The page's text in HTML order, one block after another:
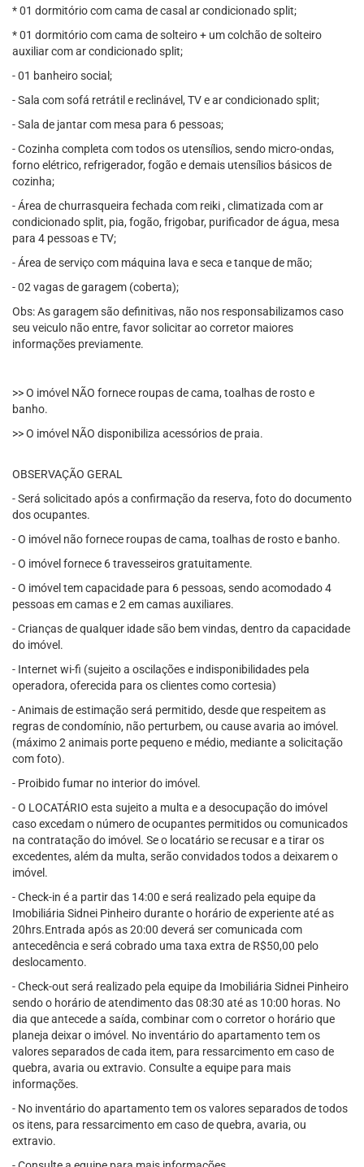
* 01 dormitório com cama de casal ar condicionado split;
* 01 dormitório com cama de solteiro + um colchão de solteiro
auxiliar com ar condicionado split;
- 01 banheiro social;
- Sala com sofá retrátil e reclinável, TV e ar condicionado split;
- Sala de jantar com mesa para 6 pessoas;
- Cozinha completa com todos os utensílios, sendo micro-ondas,
forno elétrico, refrigerador, fogão e demais utensílios básicos de
cozinha;
- Área de churrasqueira fechada com reiki , climatizada com ar
condicionado split, pia, fogão, frigobar, purificador de água, mesa
para 4 pessoas e TV;
- Área de serviço com máquina lava e seca e tanque de mão;
- 02 vagas de garagem (coberta);
Obs: As garagem são definitivas, não nos responsabilizamos caso
seu veiculo não entre, favor solicitar ao corretor maiores
informações previamente.
>> O imóvel NÃO fornece roupas de cama, toalhas de rosto e
banho.
>> O imóvel NÃO disponibiliza acessórios de praia.
OBSERVAÇÃO GERAL
- Será solicitado após a confirmação da reserva, foto do documento
dos ocupantes.
- O imóvel não fornece roupas de cama, toalhas de rosto e banho.
- O imóvel fornece 6 travesseiros gratuitamente.
- O imóvel tem capacidade para 6 pessoas, sendo acomodado 4
pessoas em camas e 2 em camas auxiliares.
- Crianças de qualquer idade são bem vindas, dentro da capacidade
do imóvel.
- Internet wi-fi (sujeito a oscilações e indisponibilidades pela
operadora, oferecida para os clientes como cortesia)
- Animais de estimação será permitido, desde que respeitem as
regras de condomínio, não perturbem, ou cause avaria ao imóvel.
(máximo 2 animais porte pequeno e médio, mediante a solicitação
com foto).
- Proibido fumar no interior do imóvel.
- O LOCATÁRIO esta sujeito a multa e a desocupação do imóvel
caso excedam o número de ocupantes permitidos ou comunicados
na contratação do imóvel. Se o locatário se recusar e a tirar os
excedentes, além da multa, serão convidados todos a deixarem o
imóvel.
- Check-in é a partir das 14:00 e será realizado pela equipe da
Imobiliária Sidnei Pinheiro durante o horário de experiente até as
20hrs.Entrada após as 20:00 deverá ser comunicada com
antecedência e será cobrado uma taxa extra de R$50,00 pelo
deslocamento.
- Check-out será realizado pela equipe da Imobiliária Sidnei Pinheiro
sendo o horário de atendimento das 08:30 até as 10:00 horas. No
dia que antecede a saída, combinar com o corretor o horário que
planeja deixar o imóvel. No inventário do apartamento tem os
valores separados de cada item, para ressarcimento em caso de
quebra, avaria ou extravio. Consulte a equipe para mais
informações.
- No inventário do apartamento tem os valores separados de todos
os itens, para ressarcimento em caso de quebra, avaria, ou
extravio.